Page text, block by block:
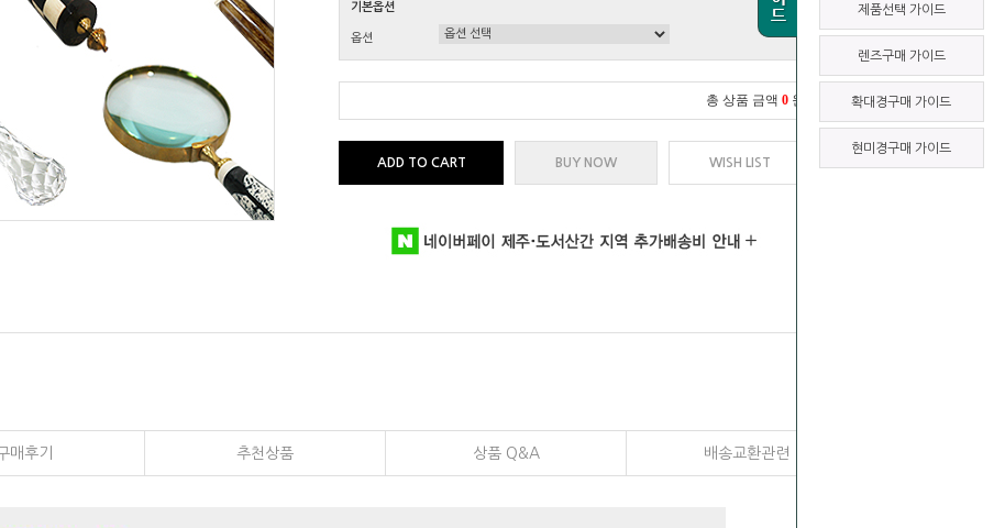
제품선택 가이드
렌즈구매 가이드
확대경구매 가이드
현미경구매 가이드
기본옵션
옵션
총 상품 금액 0 원
ADD TO CART BUY NOW WISH LIST
매후기 추천상품 상품 Q&A 배송교환관련